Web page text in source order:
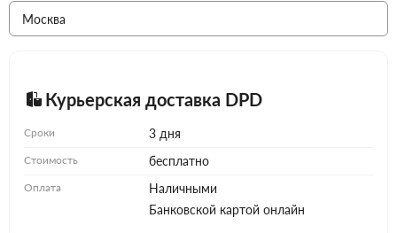
Курьерская доставка DPD
Сроки 3 дня
Стоимость бесплатно
Оплата
Наличными
Банковской картой онлайн